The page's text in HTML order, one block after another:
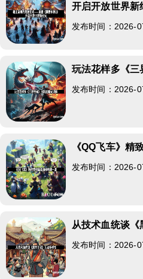
开启开放世界新
发布时间：2026-
玩法花样多《三
发布时间：2026-
《QQ飞车》精
发布时间：2026-
从技术血统谈
发布时间：2026-